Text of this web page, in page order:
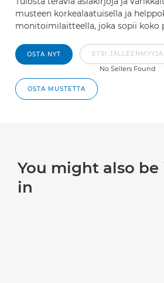
musteen korkealaatuisella ja
monitoimilaitteella, joka sopii koko
OSTA NYT ETSI JÄLLEENMYYJÄ
No Sellers Found
OSTA MUSTETTA
You might also
in